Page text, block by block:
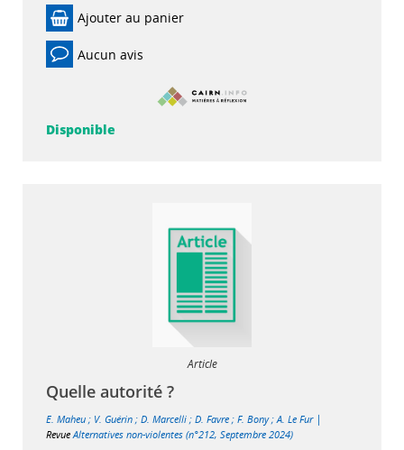
Ajouter au panier
Aucun avis
Disponible
Article
Quelle autorité ?
E. Maheu ; V. Guérin ; D. Marcelli ; D. Favre ; F. Bony;A. Le Fur |
RevueAlternatives non-violentes (n°212, Septembre 2024)